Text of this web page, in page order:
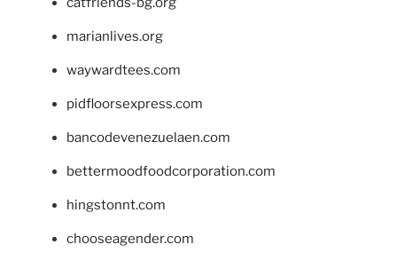
marianlives.org
waywardtees.com
pidfloorsexpress.com
bancodevenezuelaen.com
bettermoodfoodcorporation.com
hingstonnt.com
chooseagender.com